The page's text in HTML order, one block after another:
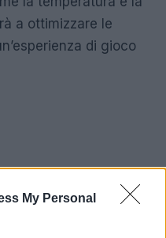
My Personal
a ottimizzare le
di gioco